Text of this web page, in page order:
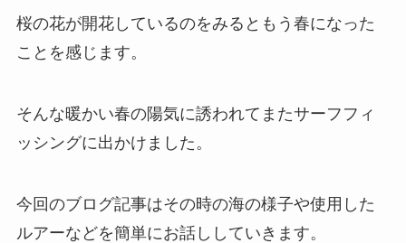
桜の花が開花しているのをみるともう春になった
ことを感じます。
そんな暖かい春の陽気に誘われてまたサーフフィ
ッシングに出かけました。
今回のブログ記事はその時の海の様子や使用した
ルアーなどを簡単にお話ししていきます。